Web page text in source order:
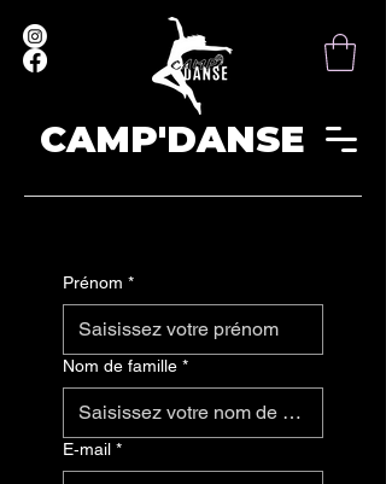
CAMP'DANSE
Prénom *
Nom de famille *
E‑mail *